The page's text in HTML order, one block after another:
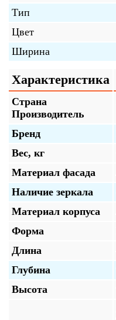
Тип
Цвет
Ширина
Характеристика
Страна
Производитель
Бренд
Вес, кг
Материал фасада
Наличие зеркала
Материал корпуса
Форма
Длина
Глубина
Высота